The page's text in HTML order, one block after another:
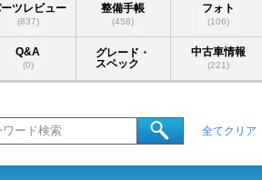
ツレビュー
(837)
整備手帳
(458)
フォト
(106)
Q&A
(0)
グレード・
スペック
中古車情報
(221)
全てクリア